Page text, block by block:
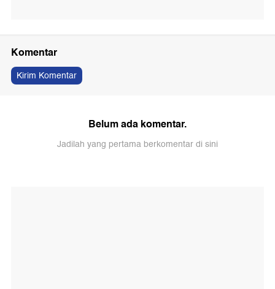
Komentar
Kirim Komentar
Belum ada komentar.
Jadilah yang pertama berkomentar di sini